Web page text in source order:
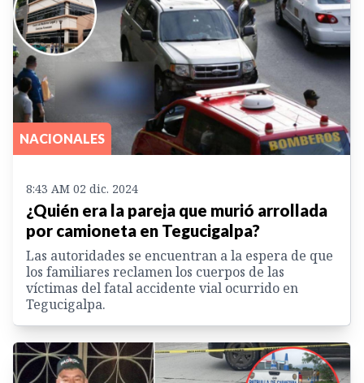
NACIONALES
8:43 AM 02 dic. 2024
¿Quién era la pareja que murió arrollada
por camioneta en Tegucigalpa?
Las autoridades se encuentran a la espera de que
los familiares reclamen los cuerpos de las
víctimas del fatal accidente vial ocurrido en
Tegucigalpa.